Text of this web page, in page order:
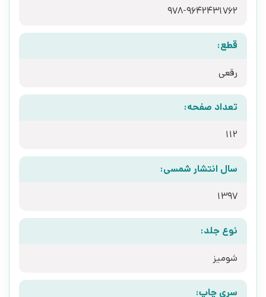
978-9642431762
قطع:
رقعی
تعداد صفحه:
112
سال انتشار شمسی:
1397
نوع جلد:
شومیز
سری چاپ: